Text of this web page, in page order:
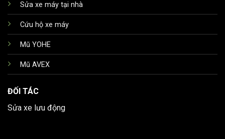
Sửa xe máy tại nhà
Cứu hộ xe máy
Mũ YOHE
Mũ AVEX
ĐỐI TÁC
Sửa xe lưu động